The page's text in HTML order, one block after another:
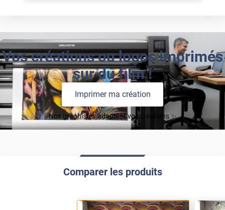
Vos créations ou logos imprimés
sur du film !
Imprimer ma création
Nos graphistes adaptent vos créations ✨
Comparer les produits